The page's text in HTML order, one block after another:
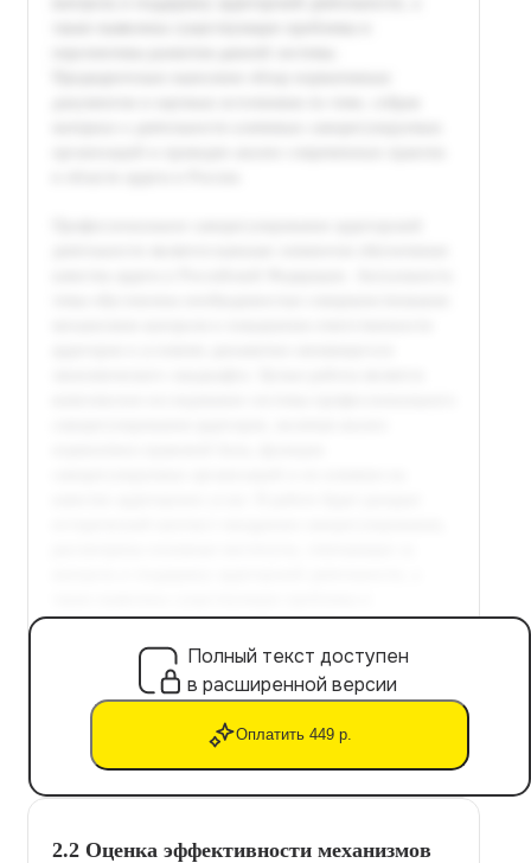
Полный текст доступен
в расширенной версии
Оплатить 449 р.
2.2 Оценка эффективности механизмов